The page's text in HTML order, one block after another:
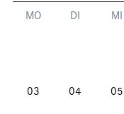
MO DI MI
03 04 05